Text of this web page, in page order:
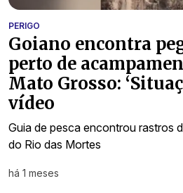
PERIGO
Goiano encontra
perto de
Mato Grosso:
vídeo
Guia de pesca encontrou rastros
do Rio das Mortes
há 1 meses